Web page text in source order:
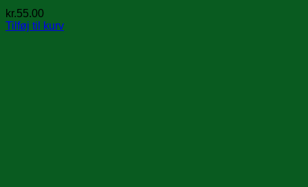
kr.55.00
Tilføj til kurv